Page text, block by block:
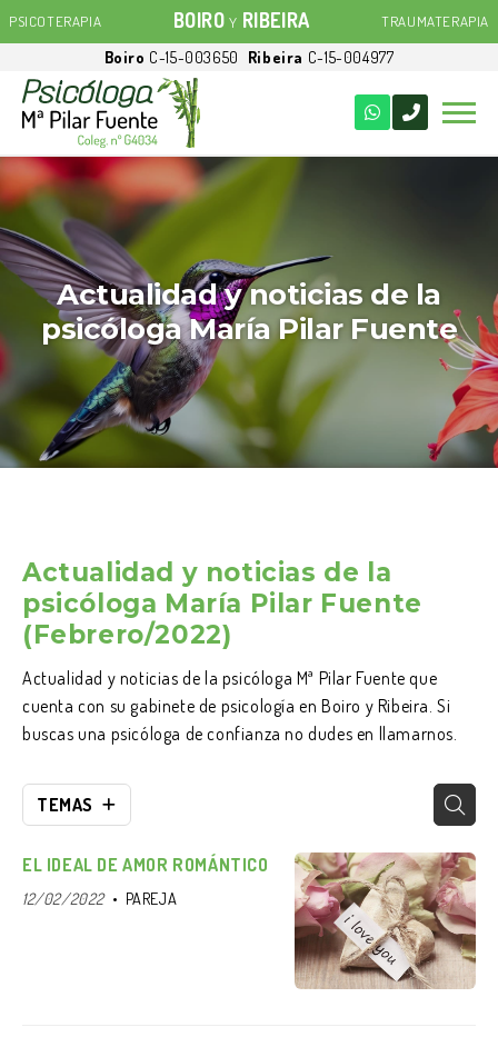
PSICOTERAPIA BOIRO Y RIBEIRA TRAUMATERAPIA
Boiro C-15-003650 Ribeira C-15-004977
Actualidad y noticias de la
psicóloga María Pilar Fuente
Actualidad y noticias de la
psicóloga María Pilar Fuente
(Febrero/2022)
Actualidad y noticias de la psicóloga Mª Pilar Fuente que
cuenta con su gabinete de psicología en Boiro y Ribeira. Si
buscas una psicóloga de confianza no dudes en llamarnos.
TEMAS
EL IDEAL DE AMOR ROMÁNTICO
12/02/2022 PAREJA